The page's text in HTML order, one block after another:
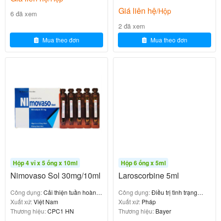
Tác dụng phụ giảm dần sau 3 tháng, với tỷ lệ
bỏ thuốc thấp (<5%).
Kết luận: Visanne 2mg hiệu quả và an toàn trong
điều trị lâu dài, cải thiện triệu chứng và chất lượng
cuộc sống.
Nghiên cứu Caruso et al. (2020, Journal of
Sexual Medicine)
Mô tả: Nghiên cứu tại Ý, đánh giá Visanne
Kết quả:
Visanne giảm đau vùng chậu mạn tính, đau
khi quan hệ, và đau khi hành kinh (p <
0,001), trong khi nhóm NSAID không cải
thiện.
6 đã xem
Mua theo đơn
Giá liên hệ/Hộp
2 đã xem
Mua theo đơn
Hộp 4 vỉ x 5 ống x 10ml
Nimovaso Sol 30mg/10ml
Công dụng:Cải thiện tuần hoàn
não
Xuất xứ:Việt Nam
Thương hiệu:CPC1 HN
Hộp 6 ống x 5ml
Laroscorbine 5ml
Công dụng:Điều trị tình trạng
thiếu hụt vitamin C
Xuất xứ: Pháp
Thương hiệu: Bayer